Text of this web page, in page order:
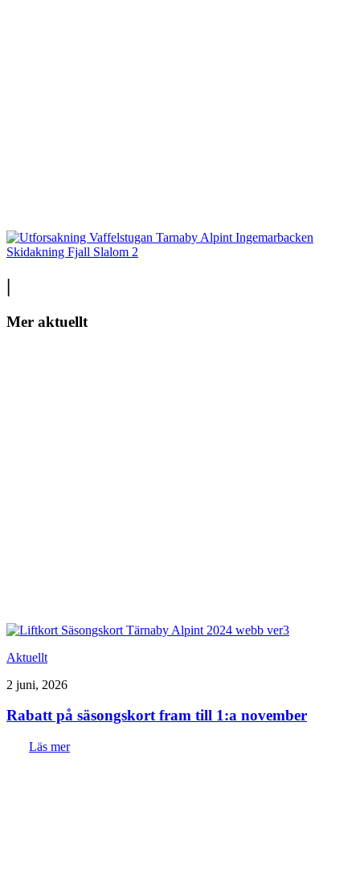
Mer aktuellt
Aktuellt
2 juni, 2026
Rabatt på säsongskort fram till 1:a november
Läs mer